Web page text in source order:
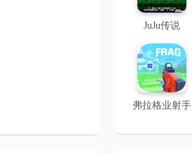
JuJu传说
弗拉格业射手